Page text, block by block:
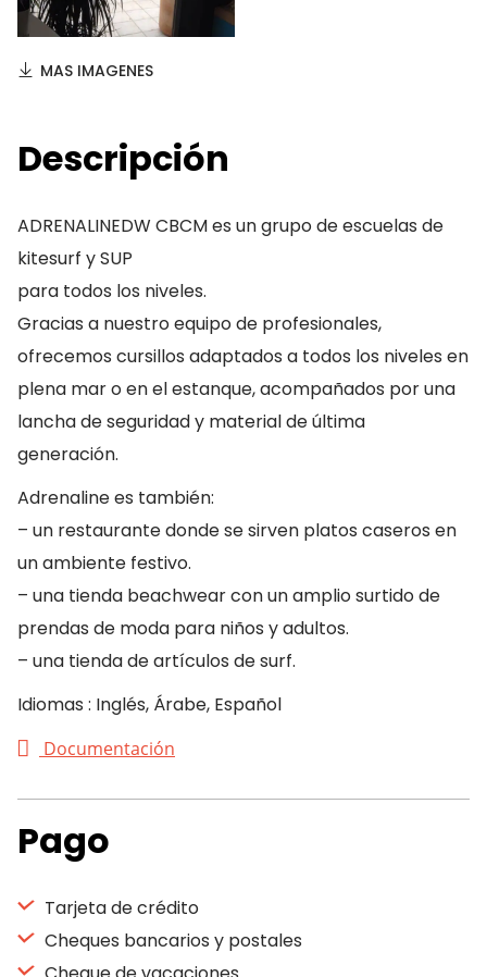
MAS IMAGENES
Descripción
ADRENALINEDW CBCM es un grupo de escuelas de
kitesurf y SUP
para todos los niveles.
Gracias a nuestro equipo de profesionales,
ofrecemos cursillos adaptados a todos los niveles en
plena mar o en el estanque, acompañados por una
lancha de seguridad y material de última
generación.
Adrenaline es también:
– un restaurante donde se sirven platos caseros en
un ambiente festivo.
– una tienda beachwear con un amplio surtido de
prendas de moda para niños y adultos.
– una tienda de artículos de surf.
Idiomas : Inglés, Árabe, Español
Documentación
Pago
Tarjeta de crédito
Cheques bancarios y postales